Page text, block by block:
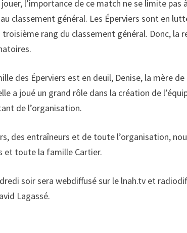
l’importance de ce match ne se limite
classement général. Les Éperviers sont en
troisième rang du classement général. Donc, la
des Éperviers est en deuil, Denise, la mère
a joué un grand rôle dans la création de
de l’organisation.
des entraîneurs et de toute l’organisation,
et toute la famille Cartier.
soir sera webdiffusé sur le lnah.tv et
Lagassé.